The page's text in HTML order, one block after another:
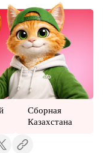
Сборная
Казахстана